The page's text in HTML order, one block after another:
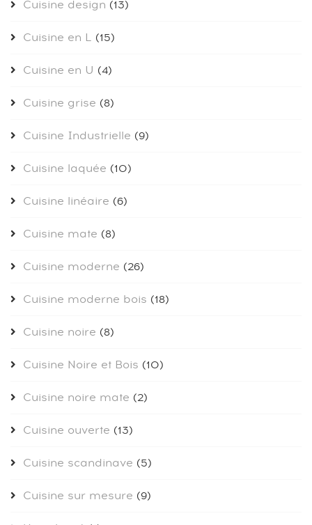
Cuisine design (13)
Cuisine en L (15)
Cuisine en U (4)
Cuisine grise (8)
Cuisine Industrielle (9)
Cuisine laquée (10)
Cuisine linéaire (6)
Cuisine mate (8)
Cuisine moderne (26)
Cuisine moderne bois (18)
Cuisine noire (8)
Cuisine Noire et Bois (10)
Cuisine noire mate (2)
Cuisine ouverte (13)
Cuisine scandinave (5)
Cuisine sur mesure (9)